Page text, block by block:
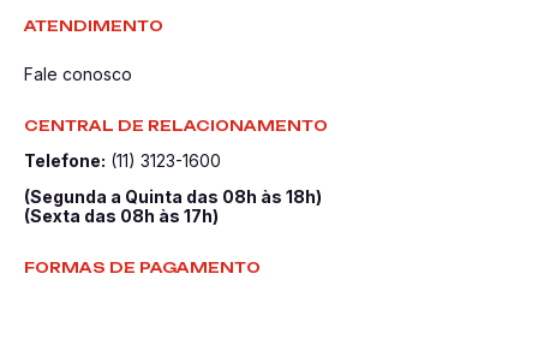
ATENDIMENTO
Fale conosco
CENTRAL DE RELACIONAMENTO
Telefone: (11) 3123-1600
(Segunda a Quinta das 08h às 18h)
(Sexta das 08h às 17h)
FORMAS DE PAGAMENTO